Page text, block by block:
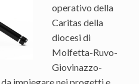
operativo della
Caritas della
diocesi di
Molfetta-Ruvo-
Giovinazzo-
impiegare nei progetti e